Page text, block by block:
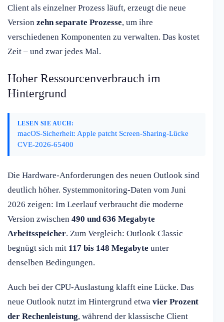
Client als einzelner Prozess läuft, erzeugt die neue
Version zehn separate Prozesse, um ihre
verschiedenen Komponenten zu verwalten. Das kostet
Zeit – und zwar jedes Mal.
Hoher Ressourcenverbrauch im
Hintergrund
LESEN SIE AUCH:
macOS-Sicherheit: Apple patcht Screen-Sharing-Lücke
CVE-2026-65400
Die Hardware-Anforderungen des neuen Outlook sind
deutlich höher. Systemmonitoring-Daten vom Juni
2026 zeigen: Im Leerlauf verbraucht die moderne
Version zwischen 490 und 636 Megabyte
Arbeitsspeicher. Zum Vergleich: Outlook Classic
begnügt sich mit 117 bis 148 Megabyte unter
denselben Bedingungen.
Auch bei der CPU-Auslastung klafft eine Lücke. Das
neue Outlook nutzt im Hintergrund etwa vier Prozent
der Rechenleistung, während der klassische Client